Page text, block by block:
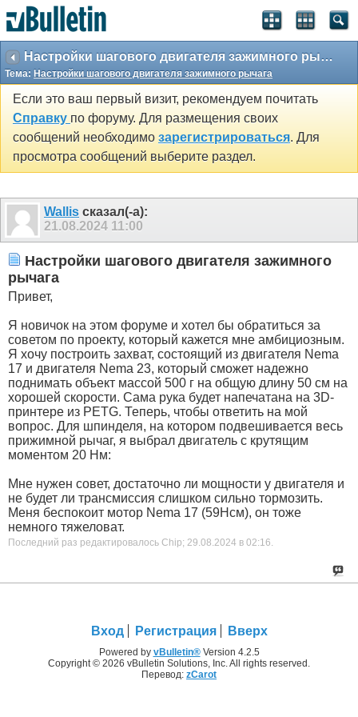
Настройки шагового двигателя зажимного рычага
Тема: Настройки шагового двигателя зажимного рычага
Если это ваш первый визит, рекомендуем почитать
Справку по форуму. Для размещения своих
сообщений необходимо зарегистрироваться. Для
просмотра сообщений выберите раздел.
Wallis сказал(-а):
21.08.2024 11:00
Настройки шагового двигателя зажимного
рычага
Привет,
Я новичок на этом форуме и хотел бы обратиться за
советом по проекту, который кажется мне амбициозным.
Я хочу построить захват, состоящий из двигателя Nema
17 и двигателя Nema 23, который сможет надежно
поднимать объект массой 500 г на общую длину 50 см на
хорошей скорости. Сама рука будет напечатана на 3D-
принтере из PETG. Теперь, чтобы ответить на мой
вопрос. Для шпинделя, на котором подвешивается весь
прижимной рычаг, я выбрал двигатель с крутящим
моментом 20 Нм:
Мне нужен совет, достаточно ли мощности у двигателя и
не будет ли трансмиссия слишком сильно тормозить.
Меня беспокоит мотор Nema 17 (59Нсм), он тоже
немного тяжеловат.
Последний раз редактировалось Chip; 29.08.2024 в 02:16.
Вход Регистрация Вверх
Powered by vBulletin®Version 4.2.5
Copyright © 2026 vBulletin Solutions, Inc. All rights reserved.
Перевод: zCarot